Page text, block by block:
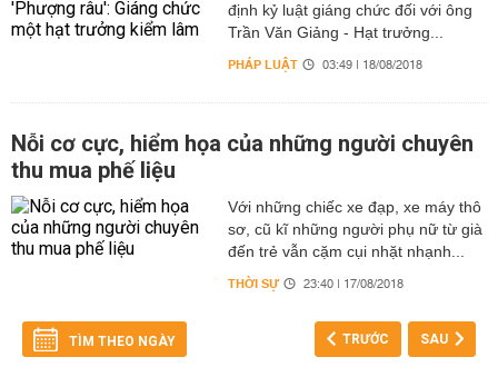
định kỷ luật giáng chức đối với ông
Trần Văn Giảng - Hạt trưởng...
PHÁP LUẬT 03:49 | 18/08/2018
Nỗi cơ cực, hiểm họa của những người chuyên
thu mua phế liệu
Với những chiếc xe đạp, xe máy thô
sơ, cũ kĩ những người phụ nữ từ già
đến trẻ vẫn cặm cụi nhặt nhạnh...
THỜI SỰ 23:40 | 17/08/2018
TÌM THEO NGÀY TRƯỚC SAU